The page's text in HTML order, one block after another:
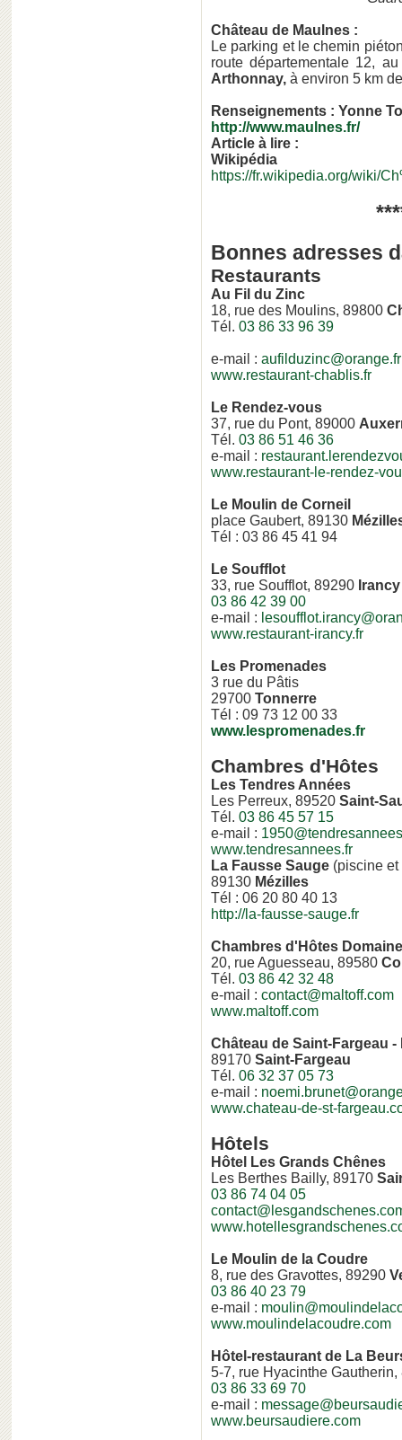
Château de Maulnes :
Le parking et le chemin
route départementale 12,
Arthonnay, à environ 5 km
Renseignements : Yonne
http://www.maulnes.fr/
Article à lire :
Wikipédia
https://fr.wikipedia.org/wiki/
Bonnes adresses
Restaurants
Au Fil du Zinc
18, rue des Moulins, 89800
Tél. 03 86 33 96 39
e-mail : aufilduzinc@orange.fr
www.restaurant-chablis.fr
Le Rendez-vous
37, rue du Pont, 89000
Tél. 03 86 51 46 36
e-mail :
www.restaurant-le-rendez-
Le Moulin de Corneil
place Gaubert, 89130
Tél : 03 86 45 41 94
Le Soufflot
33, rue Soufflot, 89290 Irancy
03 86 42 39 00
e-mail :
www.restaurant-irancy.fr
Les Promenades
3 rue du Pâtis
29700 Tonnerre
Tél : 09 73 12 00 33
www.lespromenades.fr
Chambres d'Hôtes
Les Tendres Années
Les Perreux, 89520 Saint-
Tél. 03 86 45 57 15
e-mail :
www.tendresannees.fr
La Fausse Sauge (piscine
89130 Mézilles
Tél : 06 20 80 40 13
http://la-fausse-sauge.fr
Chambres d'Hôtes
20, rue Aguesseau, 89580
Tél. 03 86 42 32 48
e-mail : contact@maltoff.com
www.maltoff.com
Château de Saint-Fargeau
89170 Saint-Fargeau
Tél. 06 32 37 05 73
e-mail :
www.chateau-de-st-
Hôtels
Hôtel Les Grands Chênes
Les Berthes Bailly, 89170
03 86 74 04 05
Le Moulin de la Coudre
8, rue des Gravottes, 89290
03 86 40 23 79
e-mail :
www.moulindelacoudre.com
Hôtel-restaurant de La
5-7, rue Hyacinthe
03 86 33 69 70
e-mail :
www.beursaudiere.com